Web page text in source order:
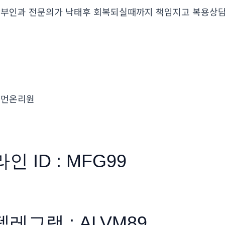
인과 전문의가 낙태후 회복되실때까지 책임지고 복용상
온리원
인 ID : MFG99